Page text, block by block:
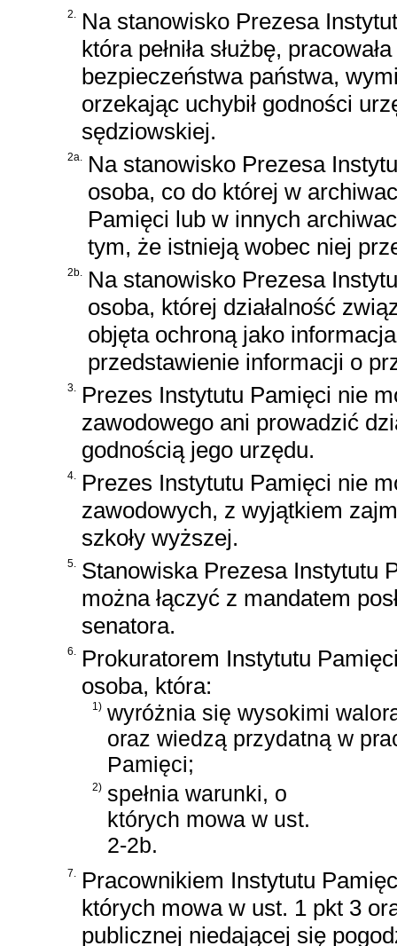
2. Na stanowisko Prezesa
która pełniła służbę,
bezpieczeństwa państwa,
orzekając uchybił godności
sędziowskiej.
2a. Na stanowisko Prezesa
osoba, co do której w
Pamięci lub w innych
tym, że istnieją wobec niej
2b. Na stanowisko Prezesa
osoba, której działalność
objęta ochroną jako
przedstawienie informacji o
3. Prezes Instytutu Pamięci nie
zawodowego ani prowadzić
godnością jego urzędu.
4. Prezes Instytutu Pamięci nie
zawodowych, z wyjątkiem
szkoły wyższej.
5. Stanowiska Prezesa Instytutu
można łączyć z mandatem
senatora.
6. Prokuratorem Instytutu
osoba, która:
1) wyróżnia się wysokimi
oraz wiedzą przydatną w
Pamięci;
2) spełnia warunki, o
których mowa w ust.
2-2b.
7.
Pracownikiem Instytutu
których mowa w ust. 1 pkt 3
publicznej niedającej się